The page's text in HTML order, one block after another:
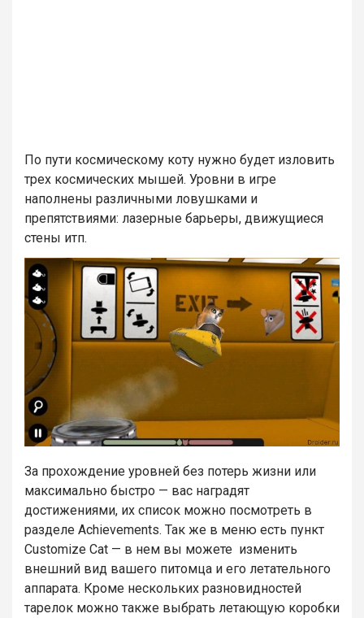
По пути космическому коту нужно будет изловить
трех космических мышей. Уровни в игре
наполнены различными ловушками и
препятствиями: лазерные барьеры, движущиеся
стены итп.
За прохождение уровней без потерь жизни или
максимально быстро — вас наградят
достижениями, их список можно посмотреть в
разделе Achievements. Так же в меню есть пункт
Customize Cat — в нем вы можете изменить
внешний вид вашего питомца и его летательного
аппарата. Кроме нескольких разновидностей
тарелок можно также выбрать летающую коробки